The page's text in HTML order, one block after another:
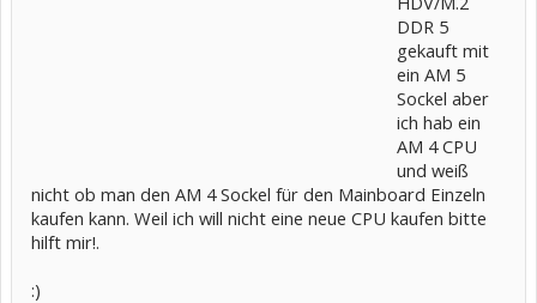
DDR 5
gekauft mit
ein AM 5
Sockel aber
ich hab ein
AM 4 CPU
und weiß
nicht ob man den AM 4 Sockel für den Mainboard Einzeln
kaufen kann. Weil ich will nicht eine neue CPU kaufen bitte
hilft mir!.
:)